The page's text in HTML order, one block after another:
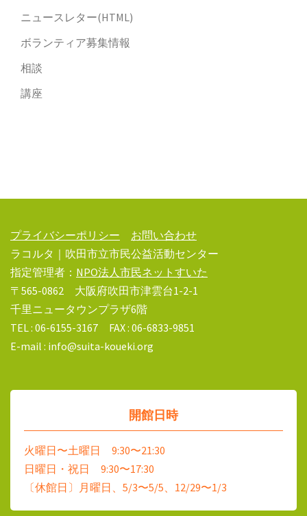
ニュースレター(HTML)
ボランティア募集情報
相談
講座
プライバシーポリシー
お問い合わせ
ラコルタ｜吹田市立市民公益活動センター
指定管理者： NPO法人市民ネットすいた
〒565-0862 大阪府吹田市津雲台1-2-1
千里ニュータウンプラザ6階
TEL : 06-6155-3167 FAX : 06-6833-9851
E-mail : info@suita-koueki.org
開館日時
火曜日〜土曜日 9:30〜21:30
日曜日・祝日 9:30〜17:30
〔休館日〕月曜日、5/3〜5/5、12/29〜1/3